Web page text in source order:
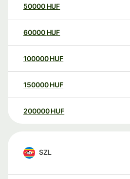
50000 HUF
60000 HUF
100000 HUF
150000 HUF
200000 HUF
SZL